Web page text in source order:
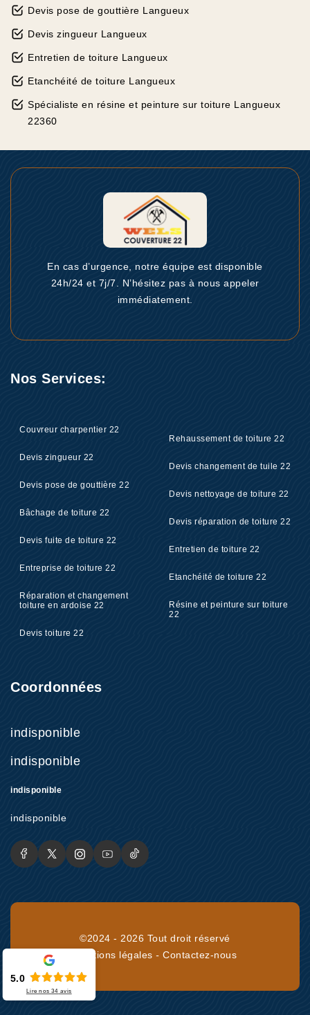
Devis pose de gouttière Langueux
Devis zingueur Langueux
Entretien de toiture Langueux
Etanchéité de toiture Langueux
Spécialiste en résine et peinture sur toiture Langueux
22360
En cas d’urgence, notre équipe est disponible
24h/24 et 7j/7. N’hésitez pas à nous appeler
immédiatement.
Nos Services:
Couvreur charpentier 22
Devis zingueur 22
Devis pose de gouttière 22
Bâchage de toiture 22
Devis fuite de toiture 22
Entreprise de toiture 22
Réparation et changement
toiture en ardoise 22
Devis toiture 22
Rehaussement de toiture 22
Devis changement de tuile 22
Devis nettoyage de toiture 22
Devis réparation de toiture 22
Entretien de toiture 22
Etanchéité de toiture 22
Résine et peinture sur toiture
22
Coordonnées
indisponible
indisponible
indisponible
indisponible
©2024 - 2026 Tout droit réservé
Mentions légales -Contactez-nous
5.0
Lire nos34 avis